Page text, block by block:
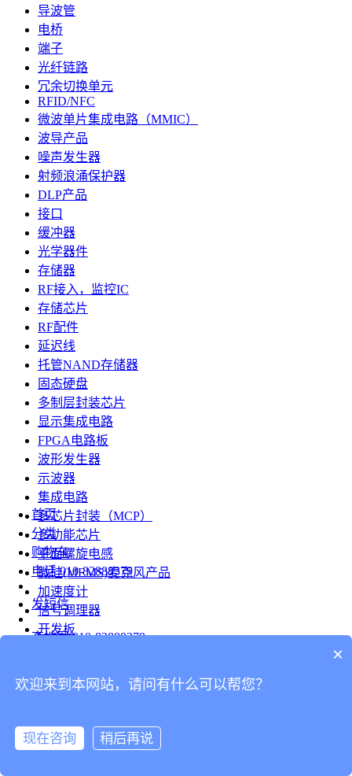
导波管
电桥
端子
光纤链路
冗余切换单元
RFID/NFC
微波单片集成电路（MMIC）
波导产品
噪声发生器
射频浪涌保护器
DLP产品
接口
缓冲器
光学器件
存储器
RF接入，监控IC
存储芯片
RF配件
延迟线
托管NAND存储器
固态硬盘
多制层封装芯片
显示集成电路
FPGA电路板
波形发生器
示波器
集成电路
多芯片封装（MCP）
多功能芯片
平面螺旋电感
微硅(MEMS)麦克风产品
加速度计
信号调理器
开发板
台式仪表
连接器
首页
分类
购物车
电话 010-82888379
发短信
查地图 010-82888379
分享
×
欢迎来到本网站，请问有什么可以帮您？
现在咨询 稍后再说